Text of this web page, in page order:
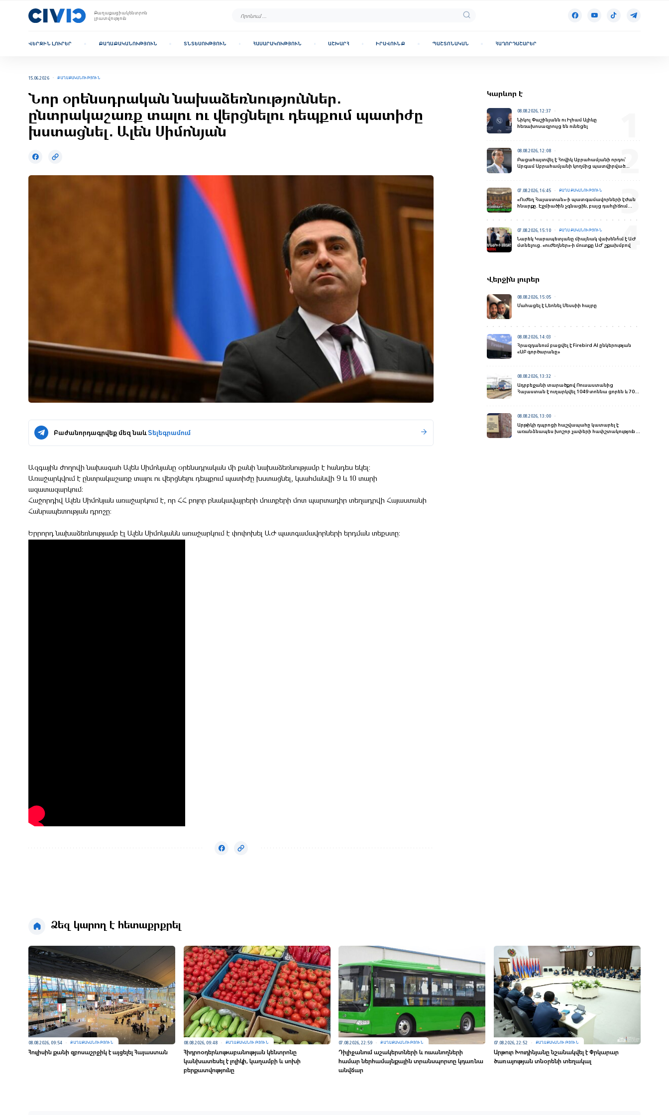
Քաղաքացիակենտրոն
լրատվություն
ՎԵՐՋԻՆ ԼՈՒՐԵՐ ՔԱՂԱՔԱԿԱՆՈՒԹՅՈՒՆ ՏՆՏԵՍՈՒԹՅՈՒՆ ՀԱՍԱՐԱԿՈՒԹՅՈՒՆ ԱՇԽԱՐՀ ԻՐԱՎՈՒՆՔ ՊԱՇՏՈՆԱԿԱՆ ՀԱՂՈՐԴԱՇԱՐԵՐ
15.06.2026 ՔԱՂԱՔԱԿԱՆՈՒԹՅՈՒՆ
Նոր օրենսդրական նախաձեռնություններ․
ընտրակաշառք տալու ու վերցնելու դեպքում պատիժը
խստացնել․ Ալեն Սիմոնյան
Բաժանորդագրվեք մեզ նաևՏելեգրամում
Ազգային ժողովի նախագահ Ալեն Սիմոնյանը օրենսդրական մի քանի նախաձեռնությամբ է հանդես եկել։
Առաջարկվում է ընտրակաշառք տալու ու վերցնելու դեպքում պատիժը խստացնել, կսահմանվի 9 և 10 տարի
ազատազարկում։
Հաջորդիվ Ալեն Սիմոնյան առաջարկում է, որ ՀՀ բոլոր բնակավայրերի մուտքերի մոտ պարտադիր տեղադրվի Հայաստանի
Հանրապետության դրոշը։
Երրորդ նախաձեռնությամբ էլ Ալեն Սիմոնյանն առաջարկում է փոփոխել ԱԺ պատգամավորների երդման տեքստը։
Կարևոր է
08.08.2026, 12:37
Նիկոլ Փաշինյանն ու Իլհամ Ալիևը
հեռախոսազրույց են ունեցել
08.08.2026, 12:08
Բացահայտվել է Հովիկ Աբրահամյանի որդու՝
Արգամ Աբրահամյանի կողմից պատվիրված
07.08.2026, 16:45 ՔԱՂԱՔԱԿԱՆՈՒԹՅՈՒՆ
«Ուժեղ Հայաստան»-ի պատգամավորների էժան
հնարքը. Էջմիածին չգնացին, բայց դահլիճում
07.08.2026, 15:10 ՔԱՂԱՔԱԿԱՆՈՒԹՅՈՒՆ
Նարեկ Կարապետյանը միայնակ վախենո՞ւմ է ԱԺ
մտնելուց․ «ուժեղներ»-ի մուտքը ԱԺ՝ շքախմբով
Վերջին լուրեր
08.08.2026, 15:05
Մահացել է Լեոնել Մեսսիի հայրը
08.08.2026, 14:03
Հրազդանում բացվել է Firebird AI ընկերության
«ԱԲ գործարանը»
08.08.2026, 13:32
Ադրբեջանի տարածքով Ռուսաստանից
Հայաստան է ուղարկվել 1049 տոննա ցորեն և 700
08.08.2026, 13:00
Արթիկի դպրոցի հաշվապահը կատարել է
առանձնապես խոշոր չափերի հափշտակություն.
Ձեզ կարող է հետաքրքրել
08.08.2026, 09:54 ՔԱՂԱՔԱԿԱՆՈՒԹՅՈՒՆ
Հուլիսին քանի զբոսաշրջիկ է այցելել Հայաստան
08.08.2026, 09:48 ՔԱՂԱՔԱԿԱՆՈՒԹՅՈՒՆ
Հիդրոօդերևութաբանության կենտրոնը
կանխատեսել է լոլիկի, կաղամբի և սոխի
բերքատվությունը
07.08.2026, 22:59 ՔԱՂԱՔԱԿԱՆՈՒԹՅՈՒՆ
Դիլիջանում աշակերտների և ուսանողների
համար ներհամայնքային տրանսպորտը կդառնա
անվճար
07.08.2026, 22:52 ՔԱՂԱՔԱԿԱՆՈՒԹՅՈՒՆ
Արթուր Խուդինյանը նշանակվել է Փրկարար
ծառայության տնօրենի տեղակալ